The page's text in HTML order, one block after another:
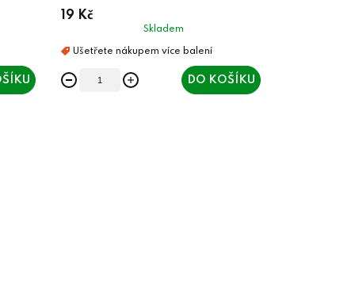
19 Kč
Skladem
DO KOŠÍKU